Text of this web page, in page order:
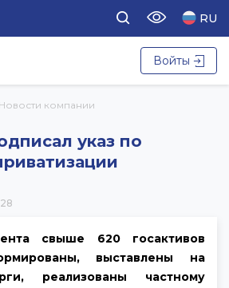
RU
Войты
Новости компании
указ по
свыше 620 госактивов
выставлены на
реализованы частному